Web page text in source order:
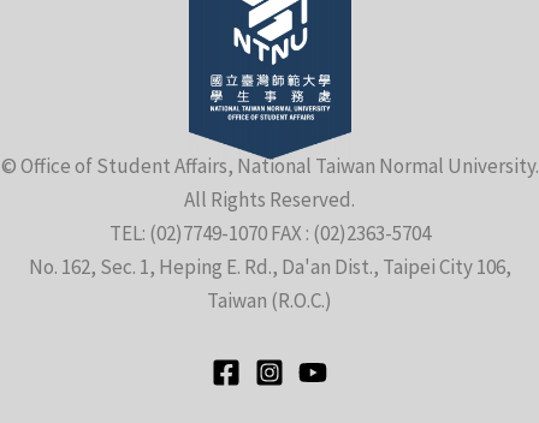
© Office of Student Affairs, National Taiwan Normal University.
All Rights Reserved.
TEL: (02)7749-1070 FAX : (02)2363-5704
No. 162, Sec. 1, Heping E. Rd., Da'an Dist., Taipei City 106,
Taiwan (R.O.C.)